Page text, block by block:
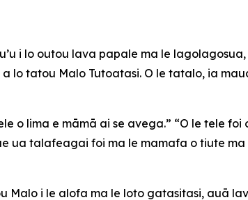
i lo outou lava papale ma le
lo tatou Malo Tutoatasi. O le tatalo, ia
o lima e māmā ai se avega.” “O le tele
ua talafeagai foi ma le mamafa o tiute
i le alofa ma le loto gatasitasi, auā